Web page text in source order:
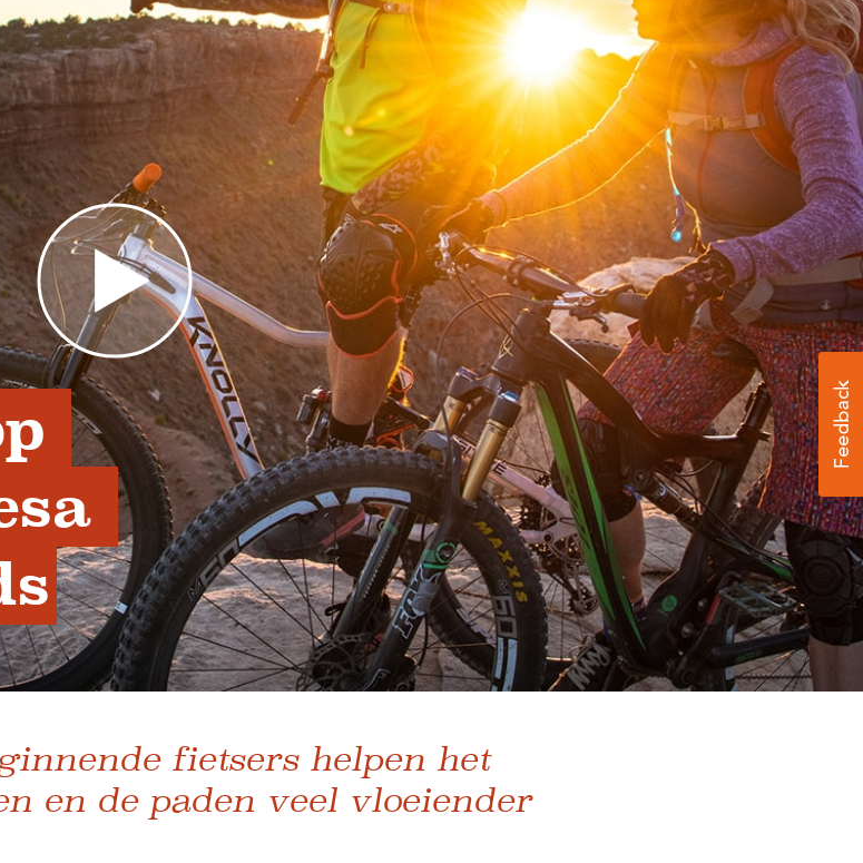
fietsers helpen het
en de paden veel vloeiender